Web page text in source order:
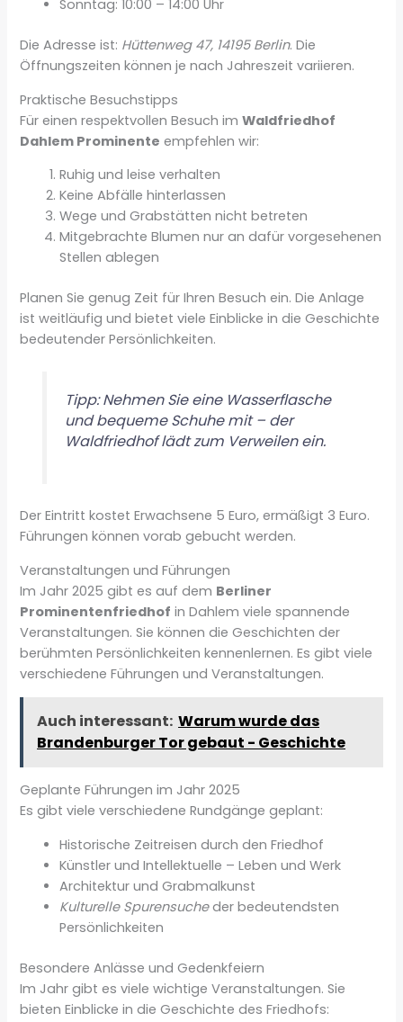
Sonntag: 10:00 – 14:00 Uhr
Die Adresse ist: Hüttenweg 47, 14195 Berlin. Die
Öffnungszeiten können je nach Jahreszeit variieren.
Praktische Besuchstipps
Für einen respektvollen Besuch imWaldfriedhof
Dahlem Prominente empfehlen wir:
Ruhig und leise verhalten
Keine Abfälle hinterlassen
Wege und Grabstätten nicht betreten
Mitgebrachte Blumen nur an dafür vorgesehenen
Stellen ablegen
Planen Sie genug Zeit für Ihren Besuch ein. Die Anlage
ist weitläufig und bietet viele Einblicke in die Geschichte
bedeutender Persönlichkeiten.
Tipp: Nehmen Sie eine Wasserflasche
und bequeme Schuhe mit – der
Waldfriedhof lädt zum Verweilen ein.
Der Eintritt kostet Erwachsene 5 Euro, ermäßigt 3 Euro.
Führungen können vorab gebucht werden.
Veranstaltungen und Führungen
Im Jahr 2025 gibt es auf dem Berliner
Prominentenfriedhof in Dahlem viele spannende
Veranstaltungen. Sie können die Geschichten der
berühmten Persönlichkeiten kennenlernen. Es gibt viele
verschiedene Führungen und Veranstaltungen.
Auch interessant: Warum wurde das
Brandenburger Tor gebaut - Geschichte
Geplante Führungen im Jahr 2025
Es gibt viele verschiedene Rundgänge geplant:
Historische Zeitreisen durch den Friedhof
Künstler und Intellektuelle – Leben und Werk
Architektur und Grabmalkunst
Kulturelle Spurensucheder bedeutendsten
Persönlichkeiten
Besondere Anlässe und Gedenkfeiern
Im Jahr gibt es viele wichtige Veranstaltungen. Sie
bieten Einblicke in die Geschichte des Friedhofs: